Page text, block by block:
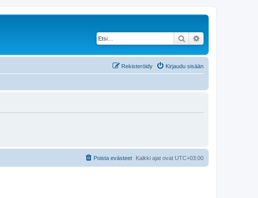
Etsi
Kirjaudu sisään
Rekisteröidy
Kaikki ajat ovat UTC+03:00
Poista evästeet